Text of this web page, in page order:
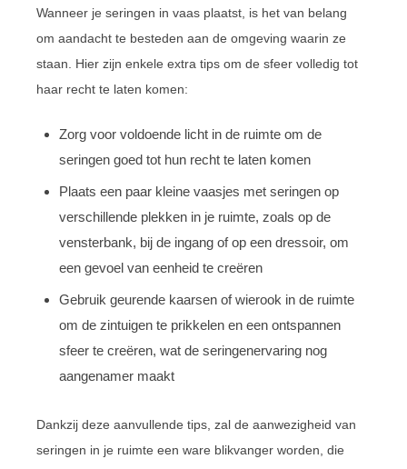
Wanneer je seringen in vaas plaatst, is het van belang
om aandacht te besteden aan de omgeving waarin ze
staan. Hier zijn enkele extra tips om de sfeer volledig tot
haar recht te laten komen:
Zorg voor voldoende licht in de ruimte om de
seringen goed tot hun recht te laten komen
Plaats een paar kleine vaasjes met seringen op
verschillende plekken in je ruimte, zoals op de
vensterbank, bij de ingang of op een dressoir, om
een gevoel van eenheid te creëren
Gebruik geurende kaarsen of wierook in de ruimte
om de zintuigen te prikkelen en een ontspannen
sfeer te creëren, wat de seringenervaring nog
aangenamer maakt
Dankzij deze aanvullende tips, zal de aanwezigheid van
seringen in je ruimte een ware blikvanger worden, die